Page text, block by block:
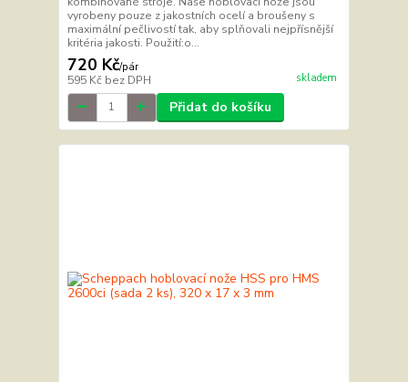
vyrobeny pouze z jakostních ocelí a broušeny s
maximální pečlivostí tak, aby splňovali nejpřísnější
kritéria jakosti. Použití:o...
720 Kč/pár
595 Kč bez DPH skladem
Přidat do košíku